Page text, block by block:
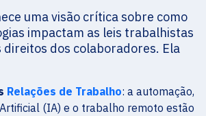
uma visão crítica sobre como
impactam as leis trabalhistas
direitos dos colaboradores. Ela
Relações de Trabalho: a automação,
(IA) e o trabalho remoto estão